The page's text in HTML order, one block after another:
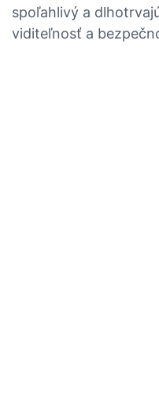
spoľahlivý a
viditeľnosť a